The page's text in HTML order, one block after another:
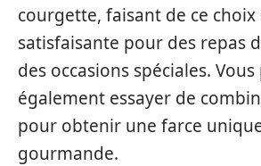
courgette, faisant de ce
satisfaisante pour des repas
des occasions spéciales.
également essayer de
pour obtenir une farce
gourmande.